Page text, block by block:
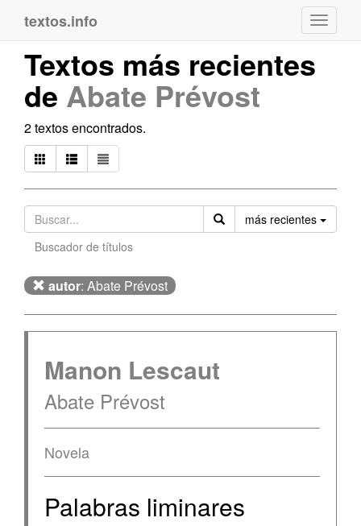
textos.info
Textos más recientes
de Abate Prévost
2 textos encontrados.
más recientes
Buscador de títulos
autor: Abate Prévost
Manon Lescaut
Abate Prévost
Novela
Palabras liminares